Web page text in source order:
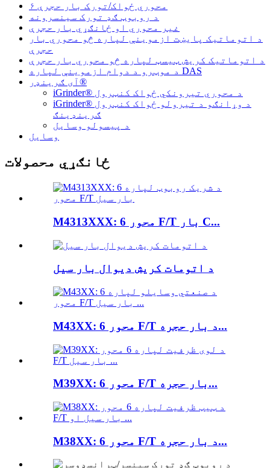
۶ محوري ځواک/تورک بار حجرې
د روبوټ ګډ تورک سینسرونه
غیر محوري او ځانګړي بار حجرې
د اتوماتیک پایښت ازموینې لپاره څو محوري بار
حجرې
د اتوماتیک کریش ټیسټ لپاره څو محوري بار حجرې
د موټرو د دوام ازموینې لپاره DAS
آی ګرینډر®
iGrinder® د محوري تیرونکي ځواک کنټرول
iGrinder® د وړانګو د تیرولو ځواک کنټرول
ګرینډینګ
د پیسولو وسایل
وسایل
ځانګړي محصولات
M4313XXX: 6 محور F/T بار C...
د اتومات کریش دیوال بار سیل
M43XX: 6 محور F/T د بار حجره...
M39XX: 6 محور F/T بار حجره...
M38XX: 6 محور F/T د بار حجره...